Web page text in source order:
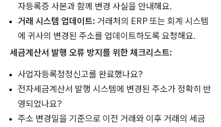
자등록증 사본과 함께 변경 사실을 안내해요.
거래 시스템 업데이트: 거래처의 ERP 또는 회계 시스템
에 귀사의 변경된 주소를 업데이트하도록 요청해요.
세금계산서 발행 오류 방지를 위한 체크리스트:
사업자등록정정신고를 완료했나요?
전자세금계산서 발행 시스템에 변경된 주소가 정확히 반
영되었나요?
주소 변경일을 기준으로 이전 거래와 이후 거래의 세금